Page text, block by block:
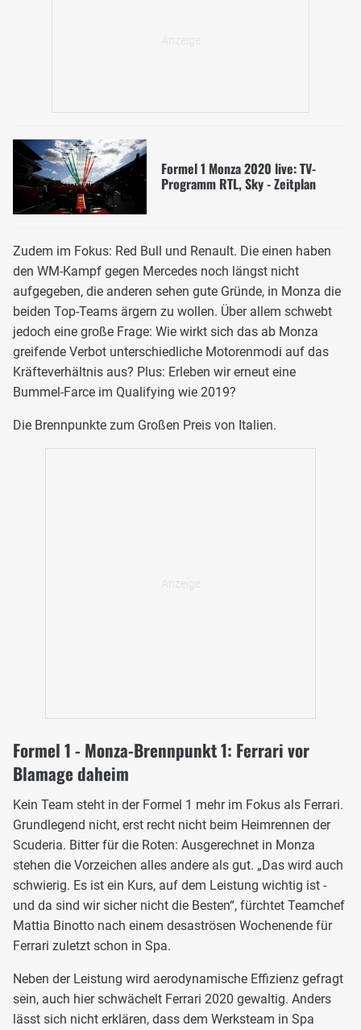
Formel 1 Monza 2020 live: TV-
Programm RTL, Sky - Zeitplan
Zudem im Fokus: Red Bull und Renault. Die einen haben
den WM-Kampf gegen Mercedes noch längst nicht
aufgegeben, die anderen sehen gute Gründe, in Monza die
beiden Top-Teams ärgern zu wollen. Über allem schwebt
jedoch eine große Frage: Wie wirkt sich das ab Monza
greifende Verbot unterschiedliche Motorenmodi auf das
Kräfteverhältnis aus? Plus: Erleben wir erneut eine
Bummel-Farce im Qualifying wie 2019?
Die Brennpunkte zum Großen Preis von Italien.
Formel 1 - Monza-Brennpunkt 1: Ferrari vor
Blamage daheim
Kein Team steht in der Formel 1 mehr im Fokus als Ferrari.
Grundlegend nicht, erst recht nicht beim Heimrennen der
Scuderia. Bitter für die Roten: Ausgerechnet in Monza
stehen die Vorzeichen alles andere als gut. „Das wird auch
schwierig. Es ist ein Kurs, auf dem Leistung wichtig ist -
und da sind wir sicher nicht die Besten“, fürchtet Teamchef
Mattia Binotto nach einem desaströsen Wochenende für
Ferrari zuletzt schon in Spa.
Neben der Leistung wird aerodynamische Effizienz gefragt
sein, auch hier schwächelt Ferrari 2020 gewaltig. Anders
lässt sich nicht erklären, dass dem Werksteam in Spa